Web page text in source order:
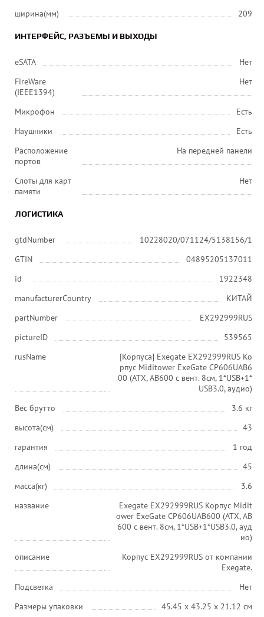
ширина(мм)
209
ИНТЕРФЕЙС, РАЗЪЕМЫ И ВЫХОДЫ
eSATA
Нет
FireWare
(IEEE1394)
Нет
Микрофон
Есть
Наушники
Есть
Расположение
портов
На передней панели
Слоты для карт
памяти
Нет
ЛОГИСТИКА
gtdNumber
10228020/071124/5138156/1
GTIN
04895205137011
id
1922348
manufacturerCountry
КИТАЙ
partNumber
EX292999RUS
pictureID
539565
rusName
[Корпуса] Exegate EX292999RUS Ко
рпус Miditower ExeGate CP606UAB6
00 (ATX, AB600 с вент. 8см, 1*USB+1*
USB3.0, аудио)
Вес брутто
3.6 кг
высота(см)
43
гарантия
1 год
длина(см)
45
масса(кг)
3.6
название
Exegate EX292999RUS Корпус Midit
ower ExeGate CP606UAB600 (ATX, AB
600 с вент. 8см, 1*USB+1*USB3.0, ауд
ио)
описание
Корпус EX292999RUS от компании
Exegate.
Подсветка
Нет
Размеры упаковки
45.45 x 43.25 x 21.12 см